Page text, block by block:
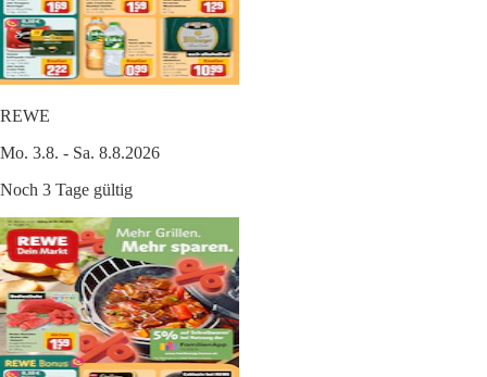
REWE
Mo. 3.8. - Sa. 8.8.2026
Noch 3 Tage gültig